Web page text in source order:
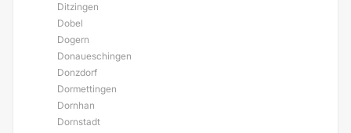
Ditzingen
Dobel
Dogern
Donaueschingen
Donzdorf
Dormettingen
Dornhan
Dornstadt